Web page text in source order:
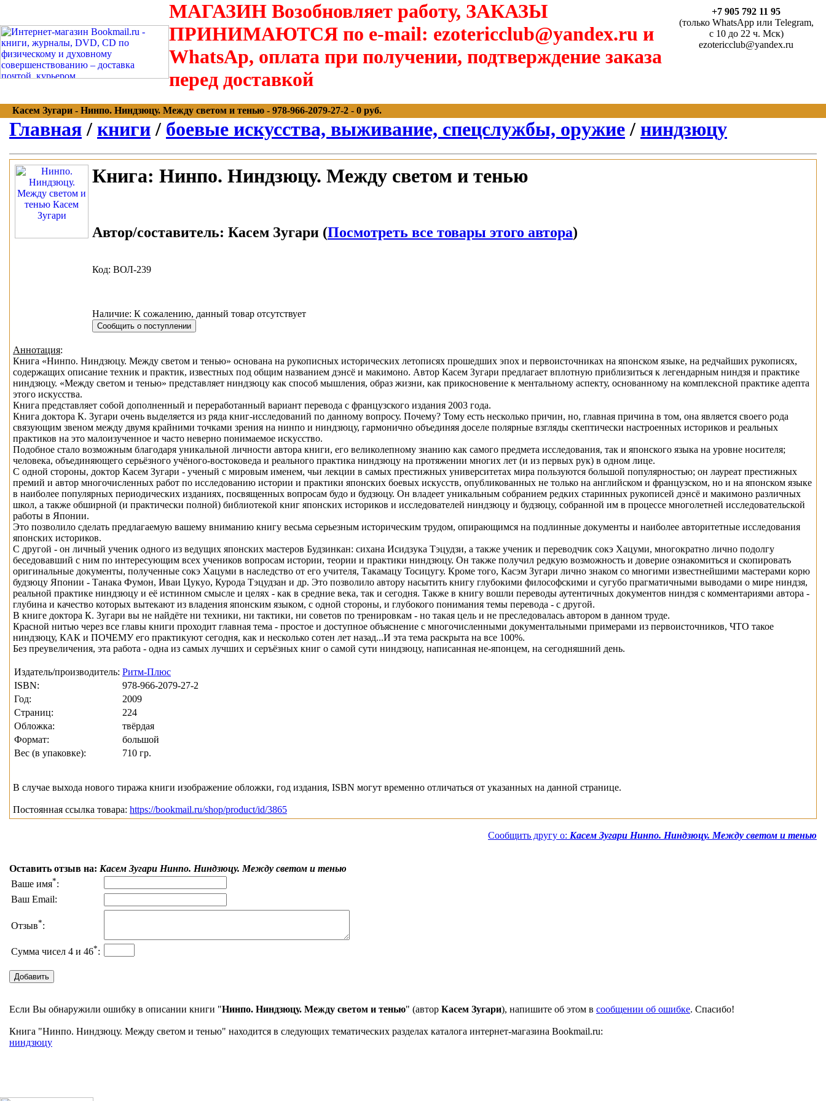
МАГАЗИН Возобновляет работу, ЗАКАЗЫ
ПРИНИМАЮТСЯ по e-mail: ezotericclub@yandex.ru и
WhatsAp, оплата при получении, подтверждение заказа
перед доставкой
+7 905 792 11 95
(только WhatsApp или Telegram,
с 10 до 22 ч. Мск)
ezotericclub@yandex.ru
Касем Зугари - Нинпо. Ниндзюцу. Между светом и тенью - 978-966-2079-27-2 - 0 руб.
Главная / книги / боевые искусства, выживание, спецслужбы, оружие / ниндзюцу
Книга: Нинпо. Ниндзюцу. Между светом и тенью
Автор/составитель: Касем Зугари (Посмотреть все товары этого автора)
Код: ВОЛ-239
Наличие: К сожалению, данный товар отсутствует
Аннотация:
Книга «Нинпо. Ниндзюцу. Между светом и тенью» основана на рукописных исторических летописях прошедших эпох и первоисточниках на японском языке, на редчайших рукописях,
содержащих описание техник и практик, известных под общим названием дэнсё и макимоно. Автор Касем Зугари предлагает вплотную приблизиться к легендарным ниндзя и практике
ниндзюцу. «Между светом и тенью» представляет ниндзюцу как способ мышления, образ жизни, как прикосновение к ментальному аспекту, основанному на комплексной практике адепта
этого искусства.
Книга представляет собой дополненный и переработанный вариант перевода с французского издания 2003 года.
Книга доктора К. Зугари очень выделяется из ряда книг-исследований по данному вопросу. Почему? Тому есть несколько причин, но, главная причина в том, она является своего рода
связующим звеном между двумя крайними точками зрения на нинпо и ниндзюцу, гармонично объединяя доселе полярные взгляды скептически настроенных историков и реальных
практиков на это малоизученное и часто неверно понимаемое искусство.
Подобное стало возможным благодаря уникальной личности автора книги, его великолепному знанию как самого предмета исследования, так и японского языка на уровне носителя;
человека, объединяющего серьёзного учёного-востоковеда и реального практика ниндзюцу на протяжении многих лет (и из первых рук) в одном лице.
С одной стороны, доктор Касем Зугари - ученый с мировым именем, чьи лекции в самых престижных университетах мира пользуются большой популярностью; он лауреат престижных
премий и автор многочисленных работ по исследованию истории и практики японских боевых искусств, опубликованных не только на английском и французском, но и на японском языке
в наиболее популярных периодических изданиях, посвященных вопросам будо и будзюцу. Он владеет уникальным собранием редких старинных рукописей дэнсё и макимоно различных
школ, а также обширной (и практически полной) библиотекой книг японских историков и исследователей ниндзюцу и будзюцу, собранной им в процессе многолетней исследовательской
работы в Японии.
Это позволило сделать предлагаемую вашему вниманию книгу весьма серьезным историческим трудом, опирающимся на подлинные документы и наиболее авторитетные исследования
японских историков.
С другой - он личный ученик одного из ведущих японских мастеров Будзинкан: сихана Исидзука Тэцудзи, а также ученик и переводчик сокэ Хацуми, многократно лично подолгу
беседовавший с ним по интересующим всех учеников вопросам истории, теории и практики ниндзюцу. Он также получил редкую возможность и доверие ознакомиться и скопировать
оригинальные документы, полученные сокэ Хацуми в наследство от его учителя, Такамацу Тосицугу. Кроме того, Касэм Зугари лично знаком со многими известнейшими мастерами корю
будзюцу Японии - Танака Фумон, Иваи Цукуо, Курода Тэцудзан и др. Это позволило автору насытить книгу глубокими философскими и сугубо прагматичными выводами о мире ниндзя,
реальной практике ниндзюцу и её истинном смысле и целях - как в средние века, так и сегодня. Также в книгу вошли переводы аутентичных документов ниндзя с комментариями автора -
глубина и качество которых вытекают из владения японским языком, с одной стороны, и глубокого понимания темы перевода - с другой.
В книге доктора К. Зугари вы не найдёте ни техники, ни тактики, ни советов по тренировкам - но такая цель и не преследовалась автором в данном труде.
Красной нитью через все главы книги проходит главная тема - простое и доступное объяснение с многочисленными документальными примерами из первоисточников, ЧТО такое
ниндзюцу, КАК и ПОЧЕМУ его практикуют сегодня, как и несколько сотен лет назад...И эта тема раскрыта на все 100%.
Без преувеличения, эта работа - одна из самых лучших и серъёзных книг о самой сути ниндзюцу, написанная не-японцем, на сегодняшний день.
Издатель/производитель: Ритм-Плюс
ISBN:
978-966-2079-27-2
Год:
2009
Страниц:
224
Обложка:
твёрдая
Формат:
большой
Вес (в упаковке):
710 гр.
В случае выхода нового тиража книги изображение обложки, год издания, ISBN могут временно отличаться от указанных на данной странице.
Постоянная ссылка товара: https://bookmail.ru/shop/product/id/3865
Сообщить другу о: Касем Зугари Нинпо. Ниндзюцу. Между светом и тенью
Оставить отзыв на: Касем Зугари Нинпо. Ниндзюцу. Между светом и тенью
Ваше имя*:
Ваш Email:
Отзыв*:
Сумма чисел 4 и 46*:
Если Вы обнаружили ошибку в описании книги "Нинпо. Ниндзюцу. Между светом и тенью" (автор Касем Зугари), напишите об этом в сообщении об ошибке. Спасибо!
Книга "Нинпо. Ниндзюцу. Между светом и тенью" находится в следующих тематических разделах каталога интернет-магазина Bookmail.ru:
ниндзюцу